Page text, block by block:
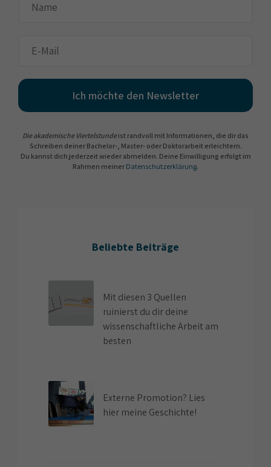
Ich möchte den Newsletter
Die akademische Viertelstundeist randvoll mit Informationen, die dir das
Schreiben deiner Bachelor-, Master- oder Doktorarbeit erleichtern.
Du kannst dich jederzeit wieder abmelden. Deine Einwilligung erfolgt im
Rahmen meiner Datenschutzerklärung.
Beliebte Beiträge
Mit diesen 3 Quellen
ruinierst du dir deine
wissenschaftliche Arbeit am
besten
Externe Promotion? Lies
hier meine Geschichte!